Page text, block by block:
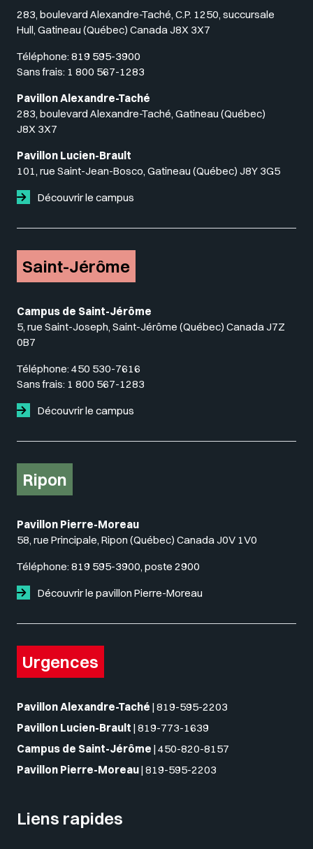
283, boulevard Alexandre-Taché, C.P. 1250, succursale
Hull, Gatineau (Québec) Canada J8X 3X7
Téléphone: 819 595-3900
Sans frais: 1 800 567-1283
Pavillon Alexandre-Taché
283, boulevard Alexandre-Taché, Gatineau (Québec)
J8X 3X7
Pavillon Lucien-Brault
101, rue Saint-Jean-Bosco, Gatineau (Québec) J8Y 3G5
Découvrir le campus
Saint-Jérôme
Campus de Saint-Jérôme
5, rue Saint-Joseph, Saint-Jérôme (Québec) Canada J7Z
0B7
Téléphone: 450 530-7616
Sans frais: 1 800 567-1283
Découvrir le campus
Ripon
Pavillon Pierre-Moreau
58, rue Principale, Ripon (Québec) Canada J0V 1V0
Téléphone: 819 595-3900, poste 2900
Découvrir le pavillon Pierre-Moreau
Urgences
Pavillon Alexandre-Taché | 819-595-2203
Pavillon Lucien-Brault | 819-773-1639
Campus de Saint-Jérôme | 450-820-8157
Pavillon Pierre-Moreau| 819-595-2203
Liens rapides